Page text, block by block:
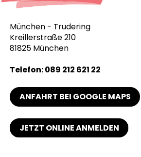
München - Trudering
Kreillerstraße 210
81825 München
Telefon: 089 212 621 22
ANFAHRT BEI GOOGLE MAPS
JETZT ONLINE ANMELDEN